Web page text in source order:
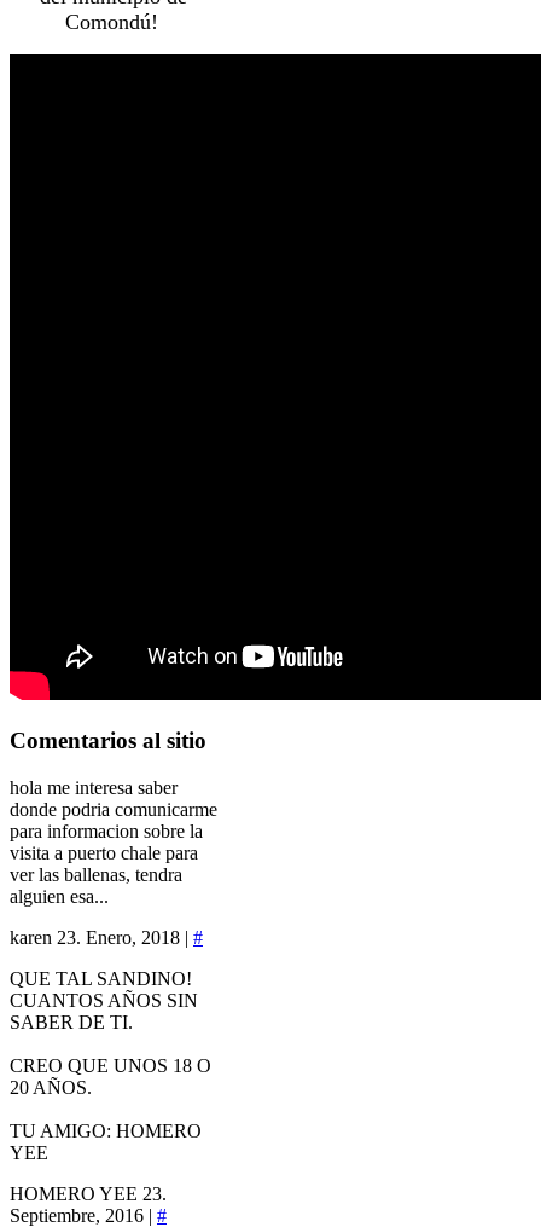
Comondú!
Comentarios al sitio
hola me interesa saber
donde podria comunicarme
para informacion sobre la
visita a puerto chale para
ver las ballenas, tendra
alguien esa...
karen 23. Enero, 2018 | #
QUE TAL SANDINO!
CUANTOS AÑOS SIN
SABER DE TI.
CREO QUE UNOS 18 O
20 AÑOS.
TU AMIGO: HOMERO
YEE
HOMERO YEE 23.
Septiembre, 2016 | #